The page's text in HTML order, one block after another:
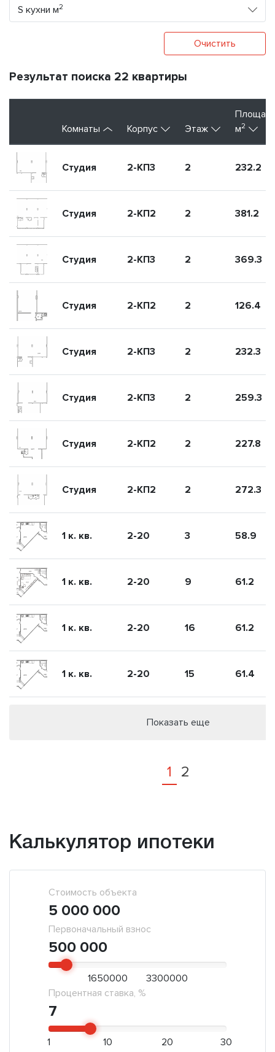
S кухни м2
Очистить
Результат поиска 22 квартиры
Комнаты Корпус Этаж
м2
Студия 2-КП3 2 232.2
Студия 2-КП2 2 381.2
Студия 2-КП3 2 369.3
Студия 2-КП2 2 126.4
Студия 2-КП3 2 232.3
Студия 2-КП3 2 259.3
Студия 2-КП2 2 227.8
Студия 2-КП2 2 272.3
1 к. кв. 2-20 3 58.9
1 к. кв. 2-20 9 61.2
1 к. кв. 2-20 16 61.2
1 к. кв. 2-20 15 61.4
Показать еще
1 2
Калькулятор ипотеки
Первоначальный взнос
500 000
Стоимость объекта
5 000 000
1650000
3300000
Процентная ставка, %
7
1 10 20 30